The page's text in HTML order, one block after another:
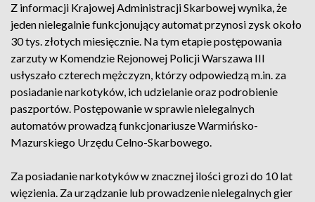
Z informacji Krajowej Administracji Skarbowej wynika, że
jeden nielegalnie funkcjonujący automat przynosi zysk około
30 tys. złotych miesięcznie. Na tym etapie postępowania
zarzuty w Komendzie Rejonowej Policji Warszawa III
usłyszało czterech mężczyzn, którzy odpowiedzą m.in. za
posiadanie narkotyków, ich udzielanie oraz podrobienie
paszportów. Postępowanie w sprawie nielegalnych
automatów prowadzą funkcjonariusze Warmińsko-
Mazurskiego Urzędu Celno-Skarbowego.
Za posiadanie narkotyków w znacznej ilości grozi do 10 lat
więzienia. Za urządzanie lub prowadzenie nielegalnych gier